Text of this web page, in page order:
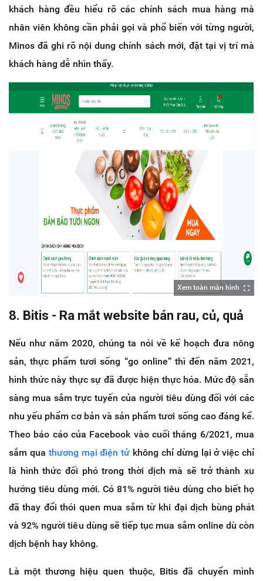
khách hàng đều hiểu rõ các chính sách mua hàng mà
nhân viên không cần phải gọi và phổ biến với từng người,
Minos đã ghi rõ nội dung chính sách mới, đặt tại vị trí mà
khách hàng dễ nhìn thấy.
Xem toàn màn hình
8. Bitis - Ra mắt website bán rau, củ, quả
Nếu như năm 2020, chúng ta nói về kế hoạch đưa nông
sản, thực phẩm tươi sống “go online” thì đến năm 2021,
hình thức này thực sự đã được hiện thực hóa. Mức độ sẵn
sàng mua sắm trực tuyến của người tiêu dùng đối với các
nhu yếu phẩm cơ bản và sản phẩm tươi sống cao đáng kể.
Theo báo cáo của Facebook vào cuối tháng 6/2021, mua
sắm qua thương mại điện tửkhông chỉ dừng lại ở việc chỉ
là hình thức đối phó trong thời dịch mà sẽ trở thành xu
hướng tiêu dùng mới. Có 81% người tiêu dùng cho biết họ
đã thay đổi thói quen mua sắm từ khi đại dịch bùng phát
và 92% người tiêu dùng sẽ tiếp tục mua sắm online dù còn
dịch bệnh hay không.
Là một thương hiệu quen thuộc, Bitis đã chuyển mình